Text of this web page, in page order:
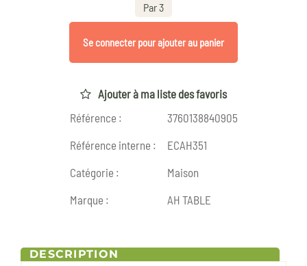
Par 3
Se connecter pour ajouter au panier
Ajouter à ma liste des favoris
Référence :
3760138840905
Référence interne :
ECAH351
Catégorie :
Maison
Marque :
AH TABLE
DESCRIPTION